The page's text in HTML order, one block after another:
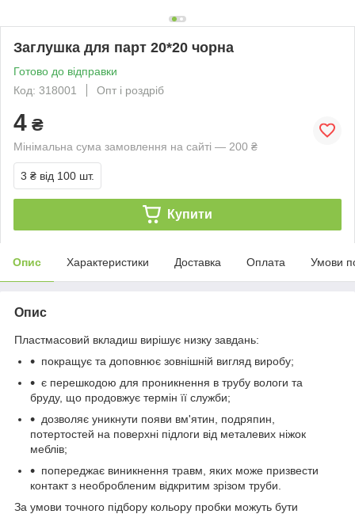
Заглушка для парт 20*20 чорна
Готово до відправки
Код: 318001
Опт і роздріб
4 ₴
Мінімальна сума замовлення на сайті — 200 ₴
3 ₴ від 100 шт.
Купити
Опис Характеристики Доставка Оплата Умови
Опис
Пластмасовий вкладиш вирішує низку завдань:
покращує та доповнює зовнішній вигляд виробу;
є перешкодою для проникнення в трубу вологи та
бруду, що продовжує термін її служби;
дозволяє уникнути появи вм'ятин, подряпин,
потертостей на поверхні підлоги від металевих ніжок
меблів;
попереджає виникнення травм, яких може призвести
контакт з необробленим відкритим зрізом труби.
За умови точного підбору кольору пробки можуть бути